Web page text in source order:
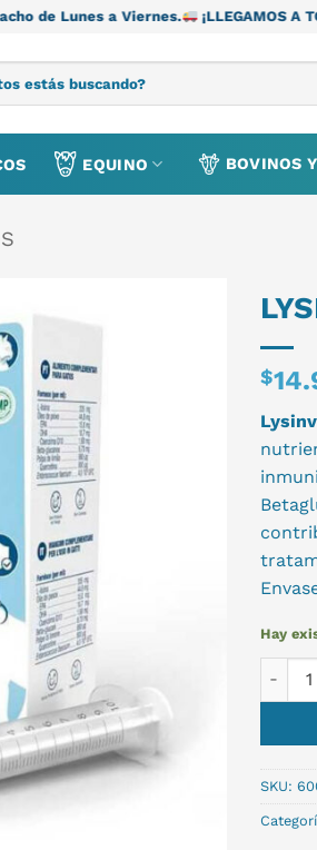
Viernes. ¡LLEGAMOS A TODO CHILE!
EQUINO BOVINOS
$
Hay
SKU: